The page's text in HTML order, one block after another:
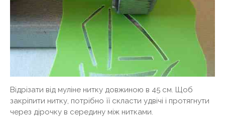
Відрізати від муліне нитку довжиною в 45 см. Щоб
закріпити нитку, потрібно її скласти удвічі і протягнути
через дірочку в середину між нитками.